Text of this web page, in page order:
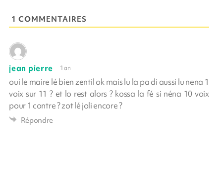
1 COMMENTAIRES
jean pierre 1 an
oui le maire lé bien zentil ok mais lu la pa di aussi lu nena 1
voix sur 11 ? et lo rest alors ? kossa la fé si néna 10 voix
pour 1 contre ? zot lé joli encore ?
Répondre